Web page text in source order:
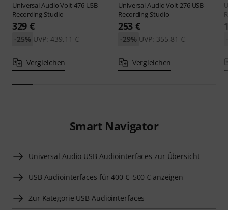
Universal AudioVolt 476 USB
Recording Studio
329 €
UVP: 439,11 €
-25%
Vergleichen
Universal AudioVolt 276 USB
Recording Studio
253 €
UVP: 355,81 €
-29%
Vergleichen
Smart Navigator
Universal Audio USB Audiointerfaces zur Übersicht
USB Audiointerfaces für 400 €–500 € anzeigen
Zur Kategorie USB Audiointerfaces